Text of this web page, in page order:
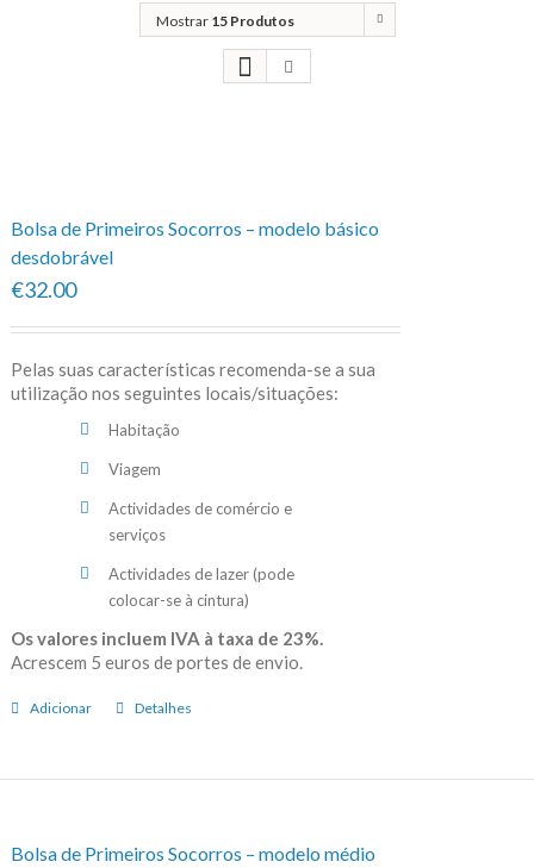
Mostrar 15 Produtos
Bolsa de Primeiros Socorros – modelo básico
desdobrável
€32.00
Pelas suas características recomenda-se a sua
utilização nos seguintes locais/situações:
Habitação
Viagem
Actividades de comércio e
serviços
Actividades de lazer (pode
colocar-se à cintura)
Os valores incluem IVA à taxa de 23%.
Acrescem 5 euros de portes de envio.
Adicionar Detalhes
Bolsa de Primeiros Socorros – modelo médio